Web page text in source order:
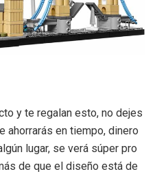
y te regalan esto, no dejes
ahorrarás en tiempo, dinero
lugar, se verá súper pro
de que el diseño está de